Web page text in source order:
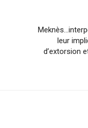
leur
d’extorsion